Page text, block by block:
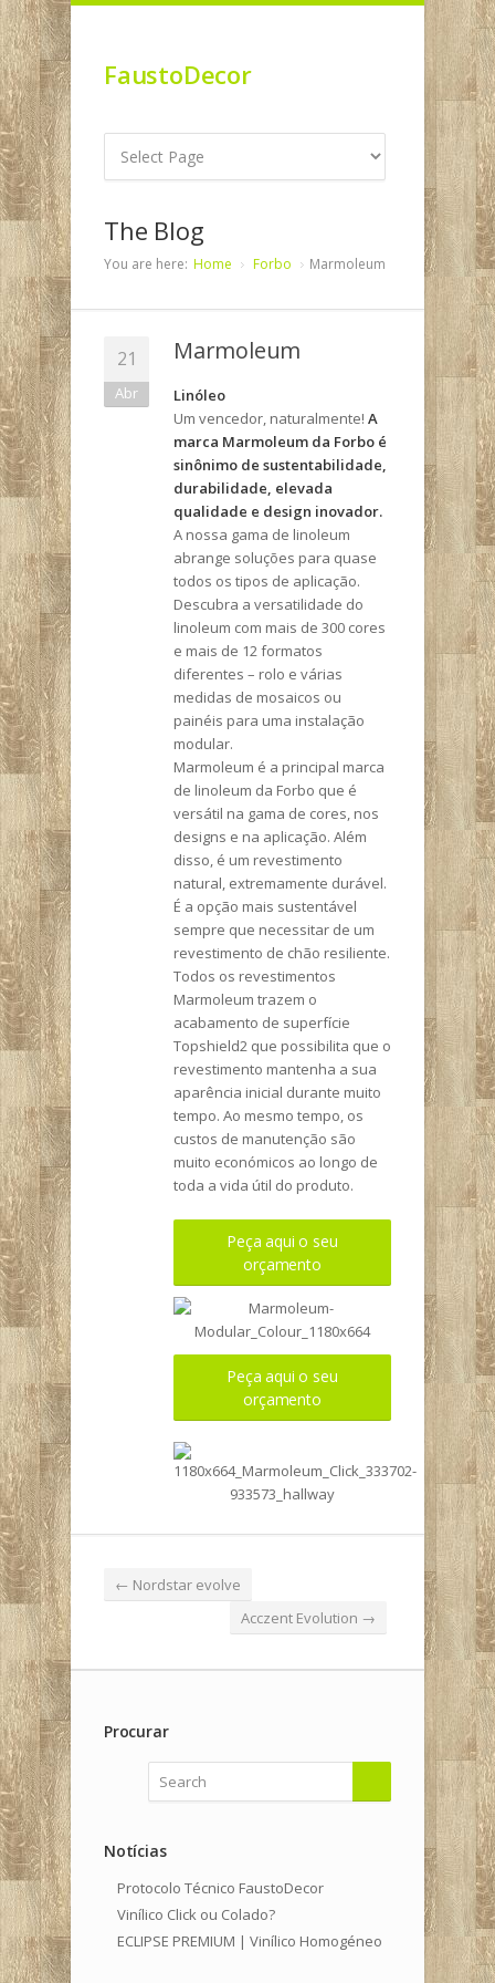
FaustoDecor
The Blog
You are here: Home Forbo Marmoleum
21
Abr
Marmoleum
Linóleo
Um vencedor, naturalmente! A
marca Marmoleum da Forbo é
sinônimo de sustentabilidade,
durabilidade, elevada
qualidade e design inovador.
A nossa gama de linoleum
abrange soluções para quase
todos os tipos de aplicação.
Descubra a versatilidade do
linoleum com mais de 300 cores
e mais de 12 formatos
diferentes – rolo e várias
medidas de mosaicos ou
painéis para uma instalação
modular.
Marmoleum é a principal marca
de linoleum da Forbo que é
versátil na gama de cores, nos
designs e na aplicação. Além
disso, é um revestimento
natural, extremamente durável.
É a opção mais sustentável
sempre que necessitar de um
revestimento de chão resiliente.
Todos os revestimentos
Marmoleum trazem o
acabamento de superfície
Topshield2 que possibilita que o
revestimento mantenha a sua
aparência inicial durante muito
tempo. Ao mesmo tempo, os
custos de manutenção são
muito económicos ao longo de
toda a vida útil do produto.
Peça aqui o seu
orçamento
Peça aqui o seu
orçamento
← Nordstar evolve
Acczent Evolution →
Procurar
Notícias
Protocolo Técnico FaustoDecor
Vinílico Click ou Colado?
ECLIPSE PREMIUM | Vinílico Homogéneo